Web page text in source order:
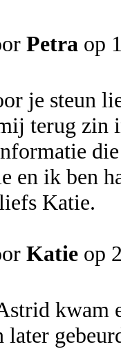
Petra op
je steun
terug zin
en ik ben
Katie.
Katie op
kwam
later